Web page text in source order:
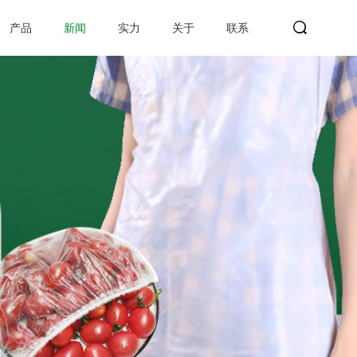
search
Search
产品 新闻 实力 关于 联系